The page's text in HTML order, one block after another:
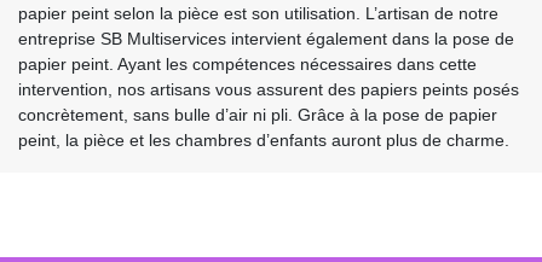
papier peint selon la pièce est son utilisation. L’artisan de notre
entreprise SB Multiservices intervient également dans la pose de
papier peint. Ayant les compétences nécessaires dans cette
intervention, nos artisans vous assurent des papiers peints posés
concrètement, sans bulle d’air ni pli. Grâce à la pose de papier
peint, la pièce et les chambres d’enfants auront plus de charme.